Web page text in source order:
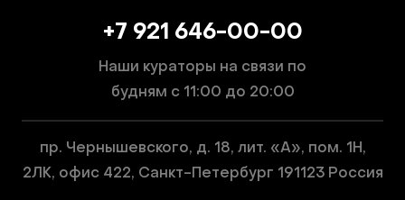
+7 921 646-00-00
Наши кураторы на связи по
будням с 11:00 до 20:00
пр. Чернышевского, д. 18, лит. «А», пом. 1Н,
2ЛК, офис 422, Санкт-Петербург 191123 Россия